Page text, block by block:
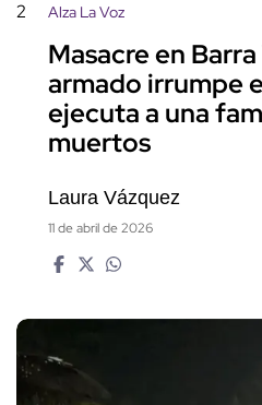
2 Alza La Voz
Masacre en
armado irrumpe
ejecuta a una
muertos
Laura Vázquez
11 de abril de 2026